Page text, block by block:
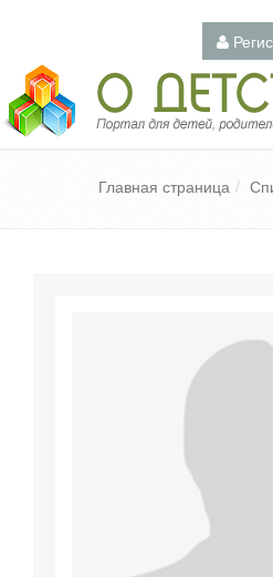
Педагогический портал «О
Главная страница